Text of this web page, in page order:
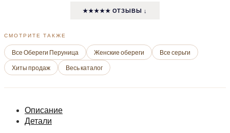
★★★★★ ОТЗЫВЫ ↓
СМОТРИТЕ ТАКЖЕ
Все Обереги Перуница Женские обереги
Все серьги
Хиты продаж
Весь каталог
Описание
Детали